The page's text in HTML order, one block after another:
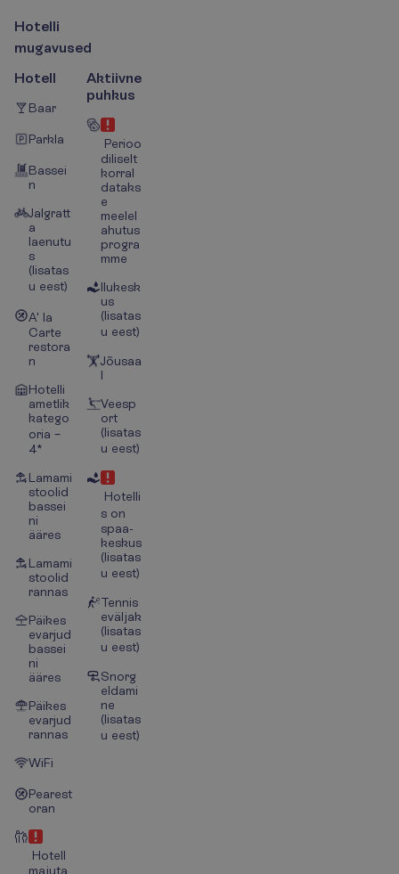
Hotelli
mugavused
Hotell
Baar
Parkla
Bassei
n
Jalgratt
a
laenutu
s
(lisatas
u eest)
A' la
Carte
restora
n
Hotelli
ametlik
katego
oria –
4*
Lamami
stoolid
bassei
ni
ääres
Lamami
stoolid
rannas
Päikes
evarjud
bassei
ni
ääres
Päikes
evarjud
rannas
WiFi
Pearest
oran
Hotell
majuta
Aktiivne
puhkus
Perioo
diliselt
korral
dataks
e
meelel
ahutus
progra
mme
Ilukesk
us
(lisatas
u eest)
Jõusaa
l
Veesp
ort
(lisatas
u eest)
Hotelli
s on
spaa-
keskus
(lisatas
u eest)
Tennis
eväljak
(lisatas
u eest)
Snorg
eldami
ne
(lisatas
u eest)